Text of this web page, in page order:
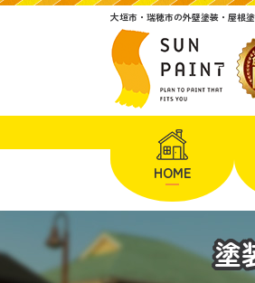
大垣市・瑞穂市の外壁塗装・屋根
HOME
塗